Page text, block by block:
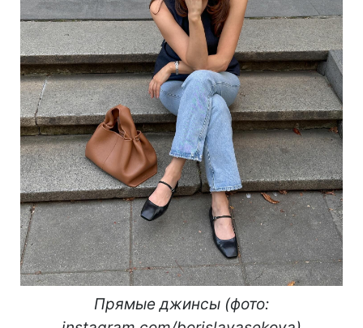
добавить сумку небольшого размера и
минималистичные украшения.